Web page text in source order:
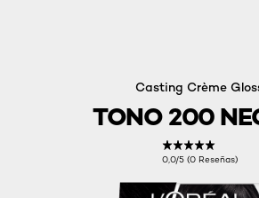
Casting Crème
TONO 200
0,0/5 (0 Reseñas)